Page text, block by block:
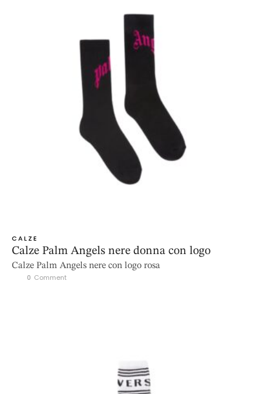
CALZE
Calze Palm Angels nere donna con logo
Calze Palm Angels nere con logo rosa
0 Comment